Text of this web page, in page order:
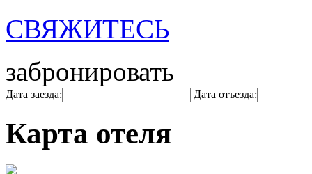
СВЯЖИТЕСЬ
забронировать
Дата заезда: Дата отъезда:
Карта отеля